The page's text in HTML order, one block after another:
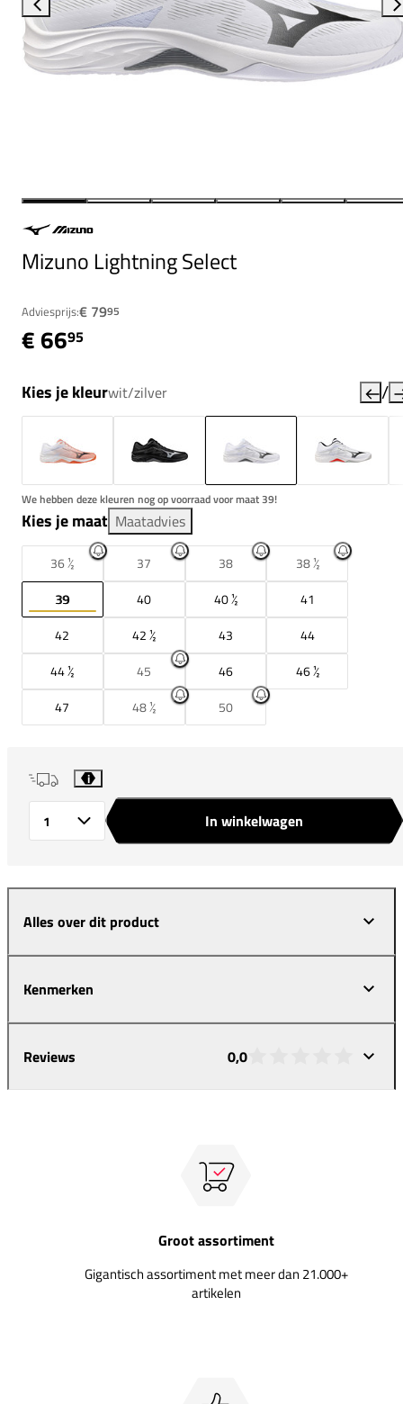
Mizuno Lightning Select
Adviesprijs:€ 7995
€ 6695
Kies je kleurwit/zilver /
We hebben deze kleuren nog op voorraad voor maat 39!
Kies je maat Maatadvies
36 ½ 37 38
38 ½
39
40 40 ½
41
42
42 ½ 43
44
44 ½
45 46
46 ½
47
48 ½ 50
i
In winkelwagen
Alles over dit product
Kenmerken
Reviews 0,0
Groot assortiment
Gigantisch assortiment met meer dan 21.000+
artikelen